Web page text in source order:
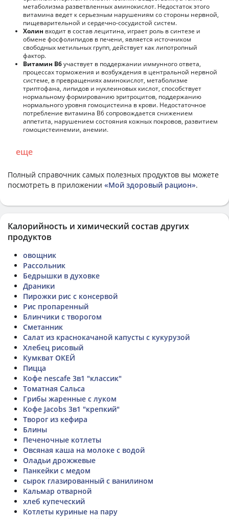
метаболизма разветвленных аминокислот. Недостаток этого
витамина ведет к серьезным нарушениям со стороны нервной,
пищеварительной и сердечно-сосудистой систем.
Холин входит в состав лецитина, играет роль в синтезе и
обмене фосфолипидов в печени, является источником
свободных метильных групп, действует как липотропный
фактор.
Витамин В6участвует в поддержании иммунного ответа,
процессах торможения и возбуждения в центральной нервной
системе, в превращениях аминокислот, метаболизме
триптофана, липидов и нуклеиновых кислот, способствует
нормальному формированию эритроцитов, поддержанию
нормального уровня гомоцистеина в крови. Недостаточное
потребление витамина В6 сопровождается снижением
аппетита, нарушением состояния кожных покровов, развитием
гомоцистеинемии, анемии.
еще
Полный справочник самых полезных продуктов вы можете
посмотреть в приложении «Мой здоровый рацион».
Калорийность и химический состав других
продуктов
овощник
Рассольник
Бедрышки в духовке
Драники
Пирожки рис с консервой
Рис пропаренный
Блинчики с творогом
Сметанник
Салат из краснокачаной капусты с кукурузой
Хлебец рисовый
Кумкват ОКЕЙ
Пицца
Кофе nescafe 3в1 "классик"
Томатная Сальса
Грибы жаренные с луком
Кофе Jacobs 3в1 "крепкий"
Творог из кефира
Блины
Печеночные котлеты
Овсяная каша на молоке с водой
Оладьи дрожжевые
Панкейки с медом
сырок глазированный с ванилином
Кальмар отварной
хлеб купеческий
Котлеты куриные на пару